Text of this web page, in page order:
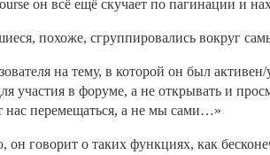
он всё ещё скучает по пагинации и
похоже, сгруппировались вокруг
на тему, в которой он был
участия в форуме, а не открывать и
нас перемещаться, а не мы сами…»
говорит о таких функциях, как